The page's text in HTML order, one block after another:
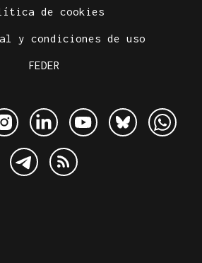
de cookies
y condiciones de uso
FEDER